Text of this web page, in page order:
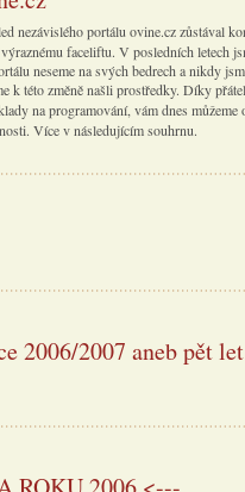
nezávislého portálu ovine.cz zůstával
faceliftu. V posledních letech
neseme na svých bedrech a nikdy
k této změně našli prostředky. Díky
na programování, vám dnes
Více v následujícím souhrnu.
2006/2007 aneb pět